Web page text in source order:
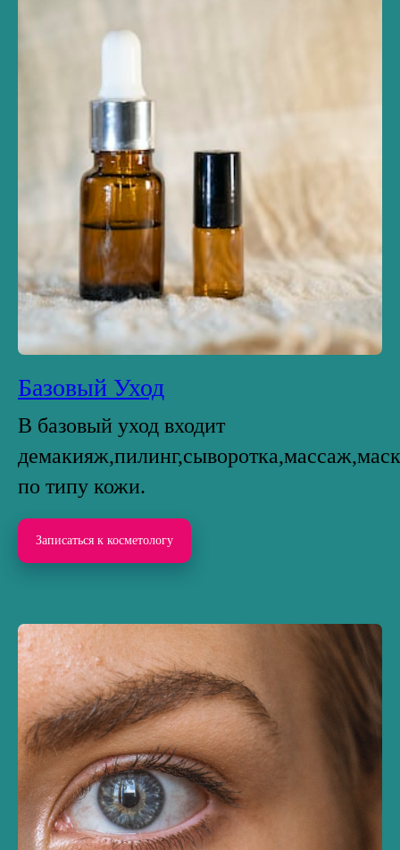
Базовый Уход
В базовый уход входит
по типу кожи.
Записаться к косметологу